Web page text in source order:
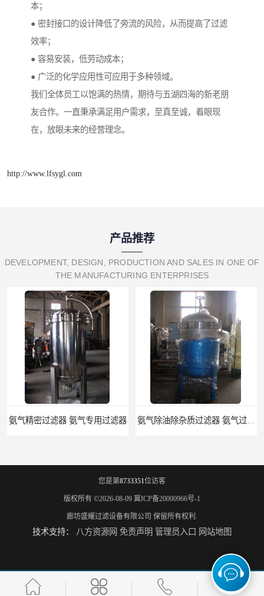
本；
● 密封接口的设计降低了旁流的风险，从而提高了过滤
效率；
● 容易安装，低劳动成本；
● 广泛的化学应用性可应用于多种领域。
我们全体员工以饱满的热情，期待与五湖四海的新老朋
友合作。一直秉承满足用户需求，至真至诚，着眼现
在，放眼未来的经营理念。
http://www.lfsygl.com
产品推荐
DEVELOPMENT, DESIGN, PRODUCTION AND SALES IN ONE OF
THE MANUFACTURING ENTERPRISES
精密过滤器 氨气专用过滤器 氨气除油除杂质过滤器 氨气过滤器生产厂家
液氨专用过滤器 液氨过滤器生产厂家 液氨除油脱水过滤器 液氨专用过滤器
您是第8733351位访客
版权所有 ©2026-08-09 冀ICP备20000966号-1
廊坊盛耀过滤设备有限公司 保留所有权利.
技术支持： 八方资源网 免责声明 管理员入口 网站地图